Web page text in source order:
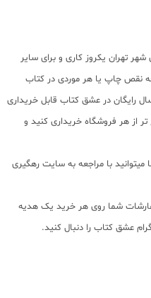
تهران یکروز کاری و برای سایر
نقص چاپ یا هر موردی در کتاب
کتاب موجود و با تخفیف ویژه و ارسال رایگان در عشق کتاب قابل خریداری
از هر فروشگاه خریداری کنید و
است و برای پیگیری سفارشات شهرستانها میتوانید با مراجعه به سایت رهگیری
11000 عنوان کتاب و سابقه 10 ساله در امر توزیع کتاب، علاوه بر ارسال سفارشات شما روی هر خرید یک هدیه
عشق کتاب را دنبال کنید.